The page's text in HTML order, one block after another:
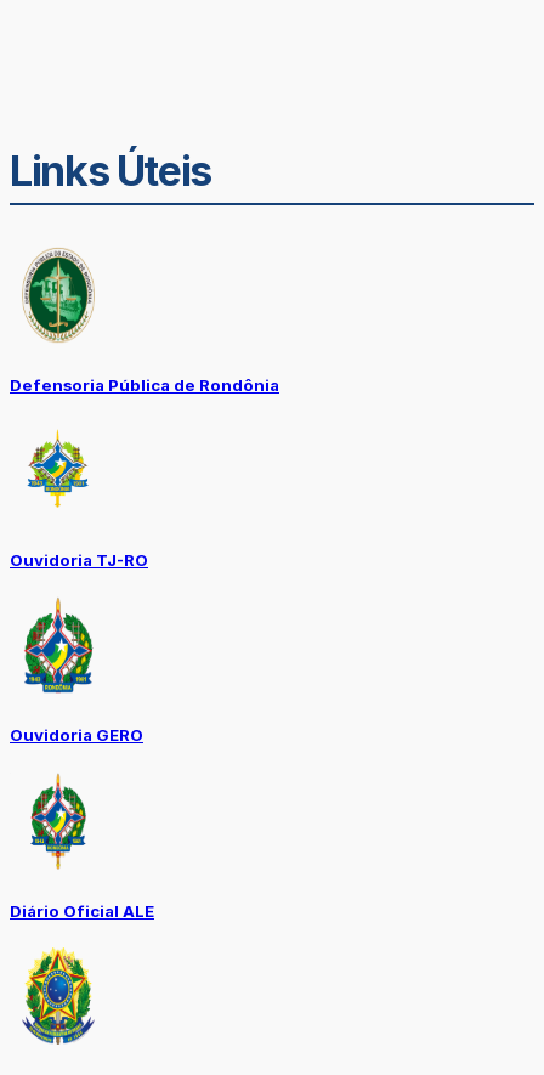
Links Úteis
Defensoria Pública de Rondônia
Ouvidoria TJ-RO
Ouvidoria GERO
Diário Oficial ALE